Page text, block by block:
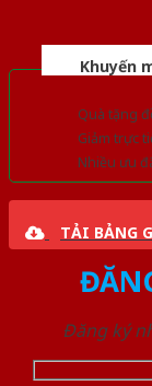
Khuyến
Quà tặng
Giảm trực
Nhiều ưu
TẢI BẢNG
Đăng ký